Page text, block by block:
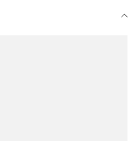
e solicite devoluções.